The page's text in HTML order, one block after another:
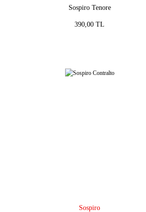
Sospiro Tenore
390,00 TL
Sospiro